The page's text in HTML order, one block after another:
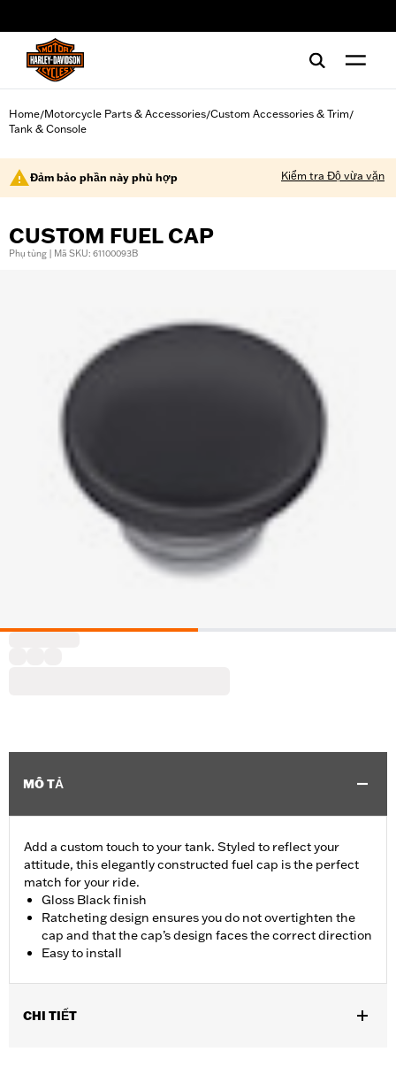
Home/Motorcycle Parts & Accessories/Custom Accessories & Trim/
Tank & Console
Đảm bảo phần này phù hợp Kiểm tra Độ vừa vặn
CUSTOM FUEL CAP
Phụ tùng | Mã SKU: 61100093B
MÔ TẢ
Add a custom touch to your tank. Styled to reflect your
attitude, this elegantly constructed fuel cap is the perfect
match for your ride.
Gloss Black finish
Ratcheting design ensures you do not overtighten the
cap and that the cap’s design faces the correct direction
Easy to install
CHI TIẾT